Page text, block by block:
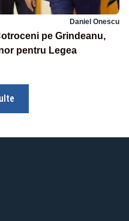
Daniel Onescu
pe Grindeanu,
pentru Legea